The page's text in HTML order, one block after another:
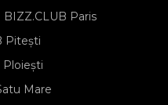
BIZZ.CLUB Paris
Pitești
Ploiești
Mare